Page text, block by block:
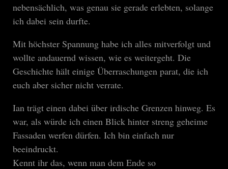
nebensächlich, was genau sie gerade erlebten, solange
ich dabei sein durfte.
Mit höchster Spannung habe ich alles mitverfolgt und
wollte andauernd wissen, wie es weitergeht. Die
Geschichte hält einige Überraschungen parat, die ich
euch aber sicher nicht verrate.
Ian trägt einen dabei über irdische Grenzen hinweg. Es
war, als würde ich einen Blick hinter streng geheime
Fassaden werfen dürfen. Ich bin einfach nur
beeindruckt.
Kennt ihr das, wenn man dem Ende so